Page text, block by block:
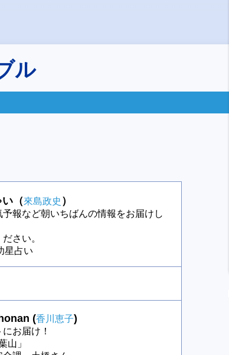
ル
（來島政史 ）
報など朝いちばんの情報をお届けし
さい。
星占い
(香川恵子)
お届け！
山」